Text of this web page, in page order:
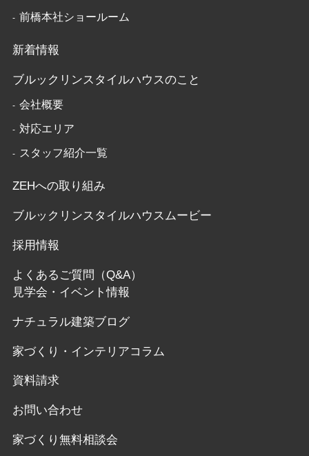
前橋本社ショールーム
新着情報
ブルックリンスタイルハウスのこと
会社概要
対応エリア
スタッフ紹介一覧
ZEHへの取り組み
ブルックリンスタイルハウスムービー
採用情報
よくあるご質問（Q&A）
見学会・イベント情報
ナチュラル建築ブログ
家づくり・インテリアコラム
資料請求
お問い合わせ
家づくり無料相談会